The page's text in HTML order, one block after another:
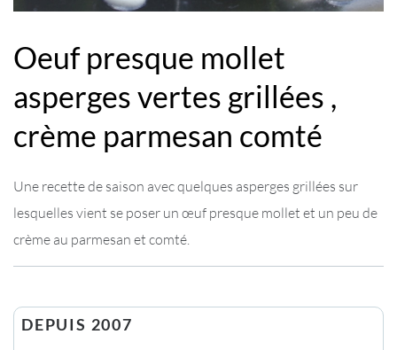
Oeuf presque mollet
asperges vertes grillées ,
crème parmesan comté
Une recette de saison avec quelques asperges grillées sur
lesquelles vient se poser un œuf presque mollet et un peu de
crème au parmesan et comté.
DEPUIS 2007